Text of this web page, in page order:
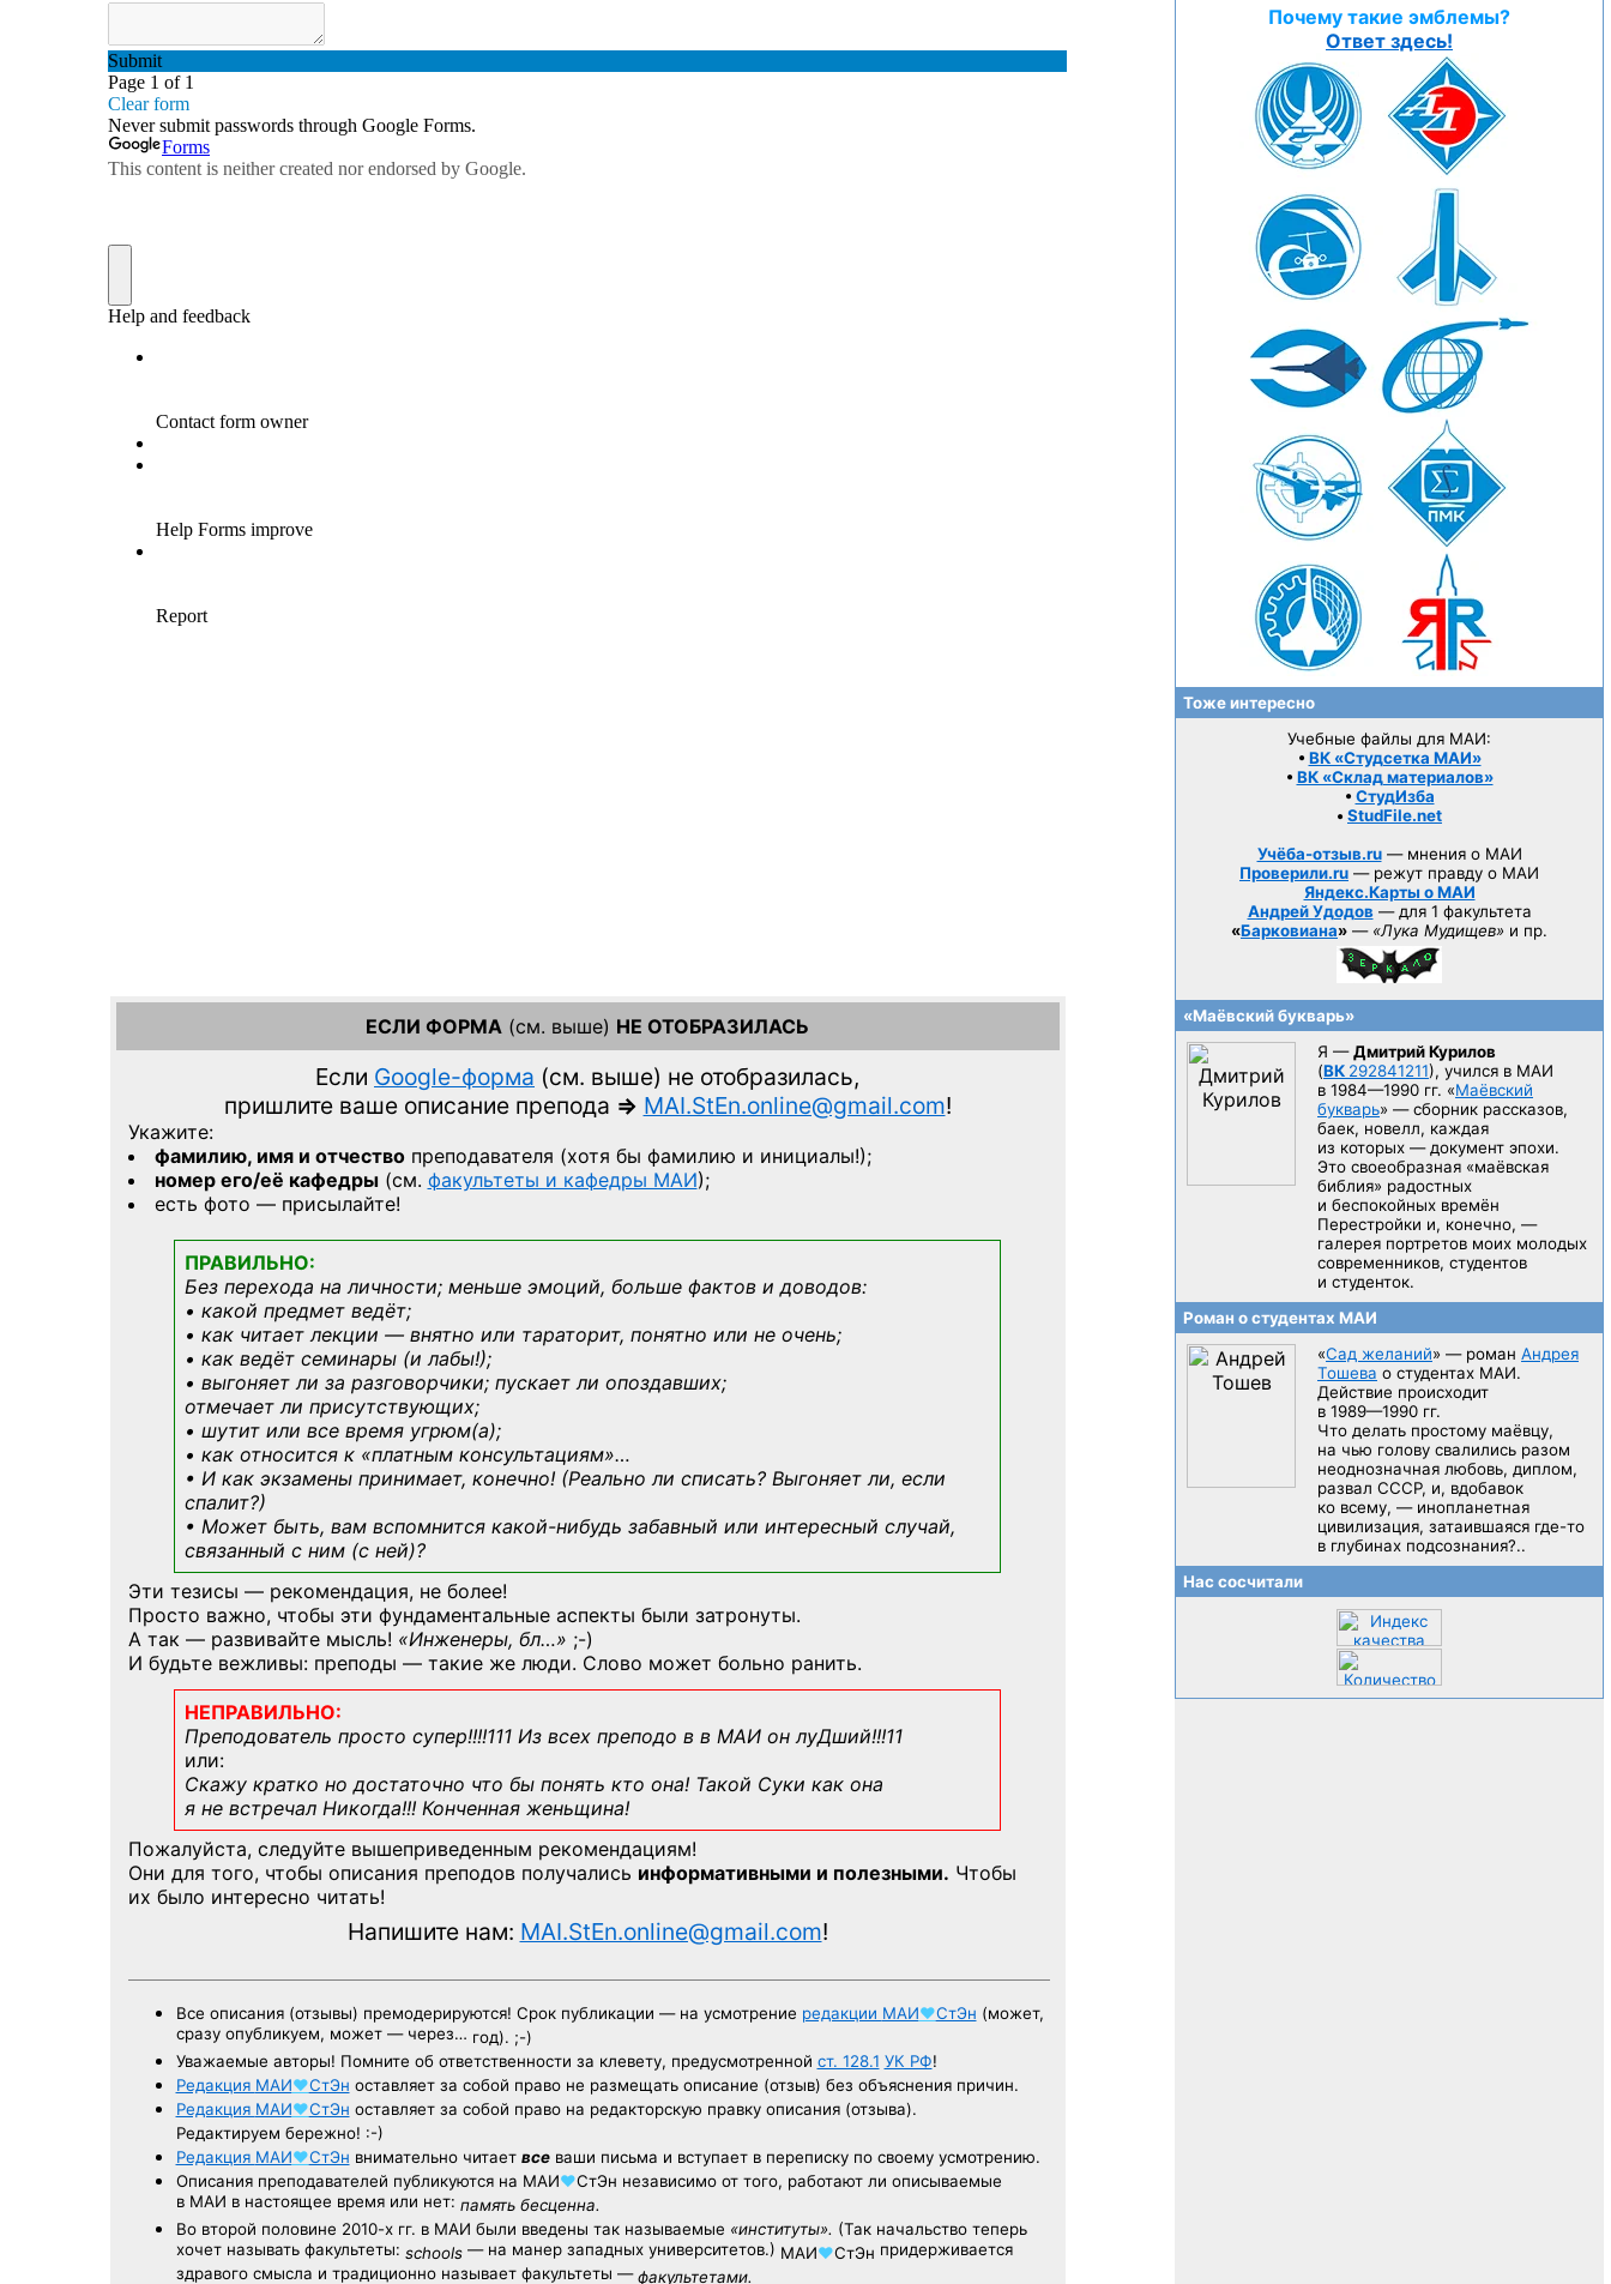
ЕСЛИ ФОРМА (см. выше) НЕ ОТОБРАЗИЛАСЬ
Если Google-форма (см. выше) не отобразилась,
пришлите ваше описание препода => MAI.StEn.online@gmail.com!
Укажите:
фамилию, имя и отчествопреподавателя (хотя бы фамилию и инициалы!);
номер его/её кафедры(см. факультеты и кафедры МАИ);
есть фото — присылайте!
ПРАВИЛЬНО:
Без перехода на личности; меньше эмоций, больше фактов и доводов:
• какой предмет ведёт;
• как читает лекции — внятно или тараторит, понятно или не очень;
• как ведёт семинары (и лабы!);
• выгоняет ли за разговорчики; пускает ли опоздавших;
отмечает ли присутствующих;
• шутит или все время угрюм(а);
• как относится к «платным консультациям»…
• И как экзамены принимает, конечно! (Реально ли списать? Выгоняет ли, если
спалит?)
• Может быть, вам вспомнится какой-нибудь забавный или интересный случай,
связанный с ним (с ней)?
Эти тезисы — рекомендация, не более!
Просто важно, чтобы эти фундаментальные аспекты были затронуты.
А так — развивайте мысль! «Инженеры, бл…» ;-)
И будьте вежливы: преподы — такие же люди. Слово может больно ранить.
НЕПРАВИЛЬНО:
Преподователь просто супер!!!!111 Из всех преподо в в МАИ он луДший!!!11
или:
Скажу кратко но достаточно что бы понять кто она! Такой Суки как она
я не встречал Никогда!!! Конченная женьщина!
Пожалуйста, следуйте вышеприведенным рекомендациям!
Они для того, чтобы описания преподов получались информативными и полезными. Чтобы
их было интересно читать!
Напишите нам: MAI.StEn.online@gmail.com!
Все описания (отзывы) премодерируются! Срок публикации — на усмотрение редакции МАИ♥СтЭн (может,
сразу опубликуем, может — через… год). ;-)
Уважаемые авторы! Помните об ответственности за клевету, предусмотренной ст. 128.1 УК РФ!
Редакция МАИ♥СтЭн оставляет за собой право не размещать описание (отзыв) без объяснения причин.
Редакция МАИ♥СтЭн оставляет за собой право на редакторскую правку описания (отзыва).
Редактируем бережно! :-)
Редакция МАИ♥СтЭн внимательно читает всеваши письма и вступает в переписку по своему усмотрению.
Описания преподавателей публикуются на МАИ♥СтЭн независимо от того, работают ли описываемые
в МАИ в настоящее время или нет: память бесценна.
Во второй половине 2010-х гг. в МАИ были введены так называемые «институты». (Так начальство теперь
хочет называть факультеты: schools— на манер западных университетов.) МАИ♥СтЭн придерживается
здравого смысла и традиционно называет факультеты —факультетами.
Почему такие эмблемы?
Ответ здесь!
Тоже интересно
Учебные файлы для МАИ:
• ВК «Студсетка МАИ»
• ВК «Склад материалов»
• СтудИзба
• StudFile.net
Учёба-отзыв.ru— мнения о МАИ
Проверили.ru — режут правду о МАИ
Яндекс.Карты о МАИ
Андрей Удодов — для 1 факультета
«Барковиана» — «Лука Мудищев» и пр.
«Маёвский букварь»
Я —Дмитрий Курилов
(ВК 292841211), учился в МАИ
в 1984—1990 гг. «Маёвский
букварь» — сборник рассказов,
баек, новелл, каждая
из которых — документ эпохи.
Это своеобразная «маёвская
библия» радостных
и беспокойных времён
Перестройки и, конечно, —
галерея портретов моих молодых
современников, студентов
и студенток.
Роман о студентах МАИ
«Сад желаний» — роман Андрея
Тошева о студентах МАИ.
Действие происходит
в 1989—1990 гг.
Что делать простому маёвцу,
на чью голову свалились разом
неоднозначная любовь, диплом,
развал CCCP, и, вдобавок
ко всему, — инопланетная
цивилизация, затаившаяся где-то
в глубинах подсознания?..
Нас сосчитали